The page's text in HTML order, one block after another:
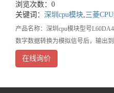
浏览次数：0
关键词： 深圳cpu模块,三菱
产品名称：深圳cpu模块型号
数字数据转换为模拟信号后，输出
理的数据转换为模拟信号，可以将
介绍：(1)通过高速转换提高了
在线询价